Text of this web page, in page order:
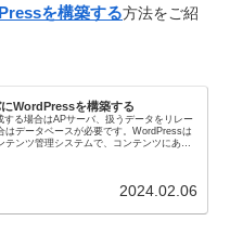
を構築する方法をご紹
WordPressを構築する
る場合はAPサーバ、扱うデータをリレー
はデータベースが必要です。WordPressは
テンツ管理システムで、コンテンツにあた
2024.02.06